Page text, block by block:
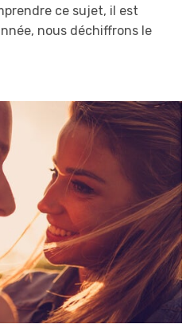
ce sujet, il est
nous déchiffrons le